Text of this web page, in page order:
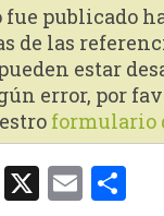
publicado
de las
estar
error, por
formulario
X Email